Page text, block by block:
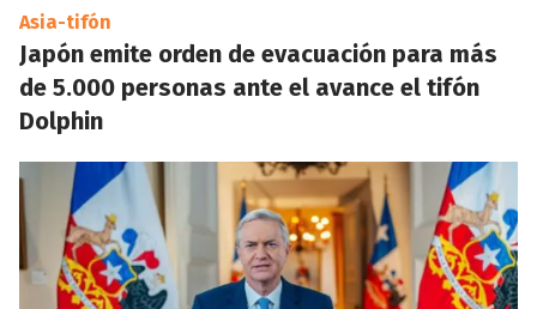
Asia-tifón
Japón emite orden de evacuación para más
de 5.000 personas ante el avance el tifón
Dolphin